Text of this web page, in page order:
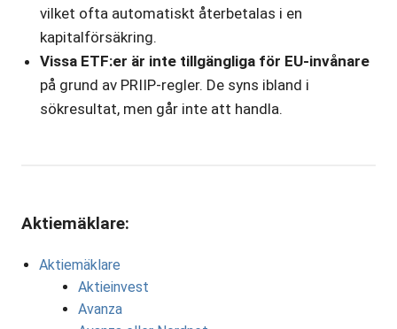
vilket ofta automatiskt återbetalas i en
kapitalförsäkring.
Vissa ETF:er är inte tillgängliga för EU-invånare
på grund av PRIIP-regler. De syns ibland i
sökresultat, men går inte att handla.
Aktiemäklare:
Aktiemäklare
Aktieinvest
Avanza